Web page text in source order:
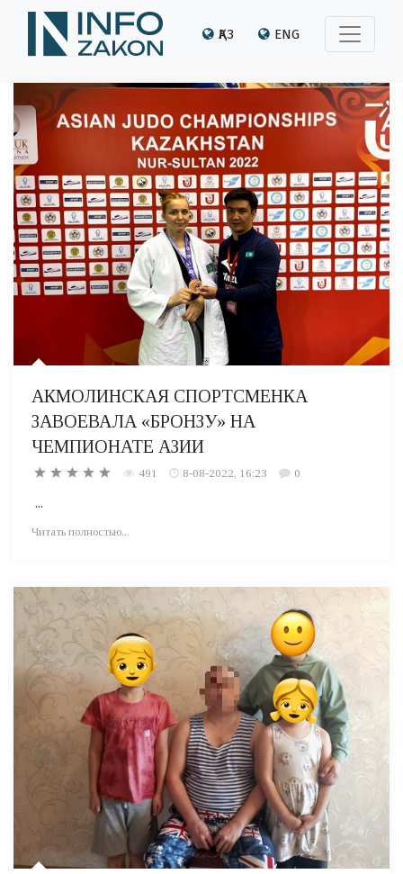
ҚАЗ ENG
АКМОЛИНСКАЯ СПОРТСМЕНКА
ЗАВОЕВАЛА «БРОНЗУ» НА
ЧЕМПИОНАТЕ АЗИИ
491 8-08-2022, 16:23 0
...
Читать полностью...